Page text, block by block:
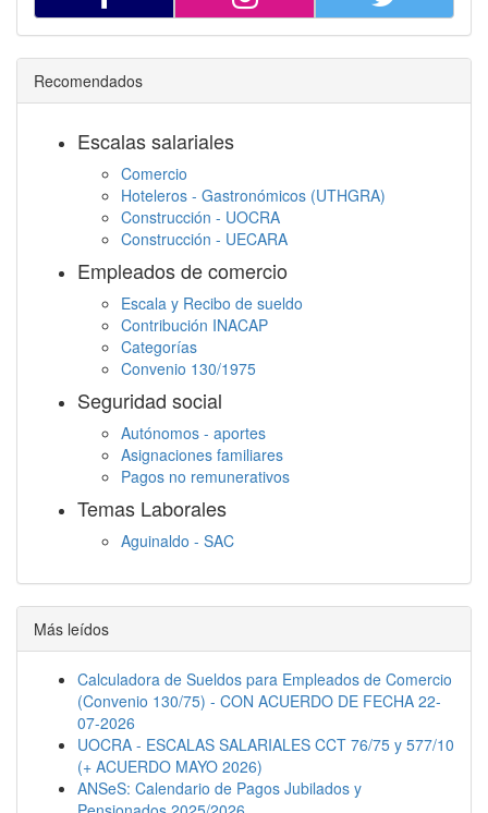
Recomendados
Escalas salariales
Comercio
Hoteleros - Gastronómicos (UTHGRA)
Construcción - UOCRA
Construcción - UECARA
Empleados de comercio
Escala y Recibo de sueldo
Contribución INACAP
Categorías
Convenio 130/1975
Seguridad social
Autónomos - aportes
Asignaciones familiares
Pagos no remunerativos
Temas Laborales
Aguinaldo - SAC
Descanso semanal
Embargos
Más leídos
Calculadora de Sueldos para Empleados de Comercio
(Convenio 130/75) - CON ACUERDO DE FECHA 22-
07-2026
UOCRA - ESCALAS SALARIALES CCT 76/75 y 577/10
(+ ACUERDO MAYO 2026)
ANSeS: Calendario de Pagos Jubilados y